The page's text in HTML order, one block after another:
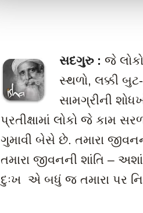
સદગુરુ : જે
સ્થળો, લક્કી
સામગ્રીની
પ્રતીક્ષામાં લોકો જે કામ
ગુમાવી બેસે છે. તમારા
તમારા જીવનની શાંતિ –
દુઃખ એ બધું જ તમારા પર